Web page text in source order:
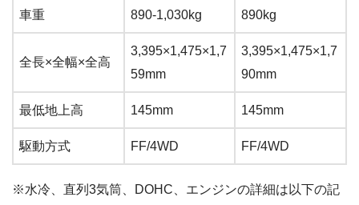
車重 890-1,030kg 890kg
全長×全幅×全高
3,395×1,475×1,7
59mm
3,395×1,475×1,7
90mm
最低地上高 145mm 145mm
駆動方式 FF/4WD FF/4WD
※水冷、直列3気筒、DOHC、エンジンの詳細は以下の記